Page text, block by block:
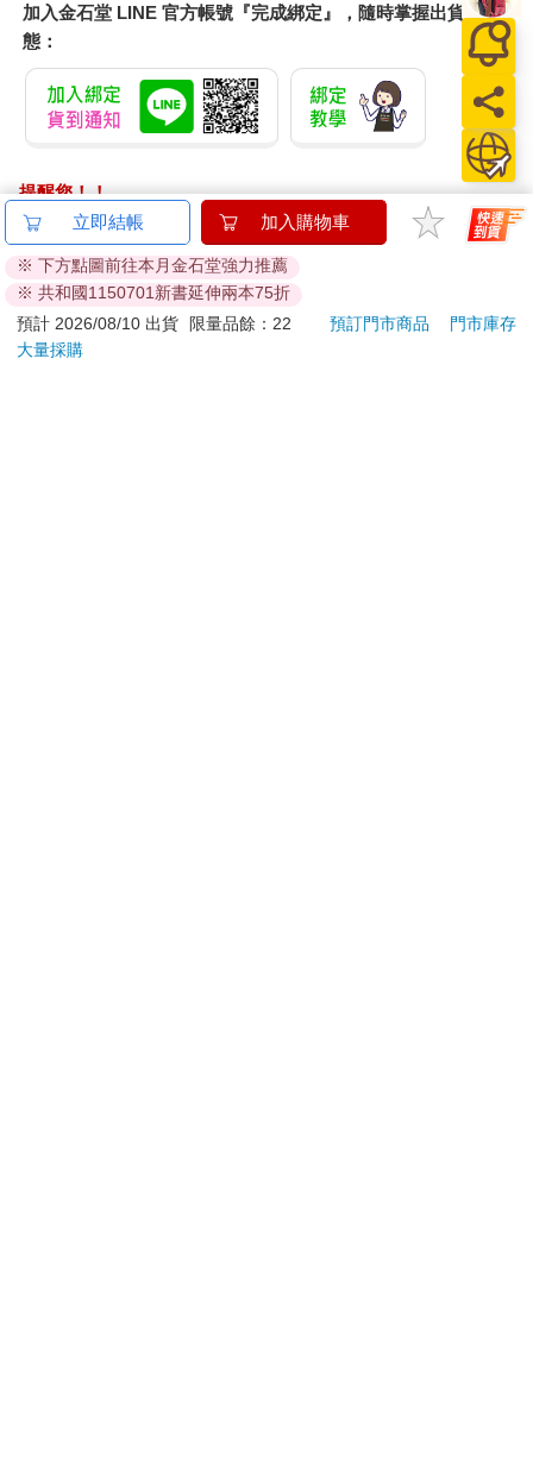
加入金石堂 LINE 官方帳號『完成綁定』，隨時掌握出貨動
態：
提醒您！！
金石堂及銀行均不會請您操作ATM! 如接獲電話要求您前往
ATM提款機，請不要聽從指示，以免受騙上當！
退換貨須知：
**提醒您，鑑賞期不等於試用期，退回商品須為全新狀態**
依據「消費者保護法」第19條及行政院消費者保護處公告之
立即結帳 加入購物車
※ 下方點圖前往本月金石堂強力推薦
※ 共和國1150701新書延伸兩本75折
預計 2026/08/10 出貨
限量品餘：22 預訂門市商品
門市庫存
大量採購